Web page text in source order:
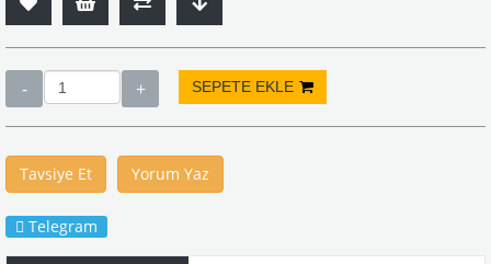
Tavsiye Et Yorum Yaz
Telegram